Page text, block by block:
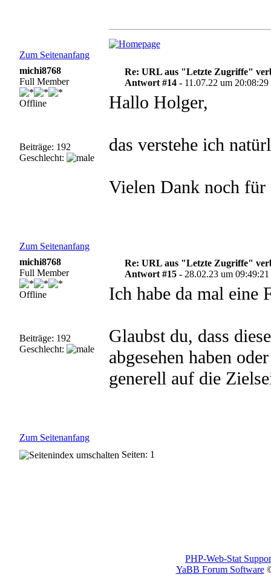
Zum Seitenanfang
michi8768
Full Member
Offline
Beiträge: 192
Geschlecht:
Re: URL aus "Letzte Zugriffe"
Antwort #14 - 11.07.22 um 20:08:29
Hallo Holger,
das verstehe ich
Vielen Dank noch
Zum Seitenanfang
michi8768
Full Member
Offline
Beiträge: 192
Geschlecht:
Re: URL aus "Letzte Zugriffe"
Antwort #15 - 28.02.23 um 09:49:21
Ich habe da mal eine
Glaubst du, dass
abgesehen haben
generell auf die
Zum Seitenanfang
Seiten: 1
PHP-Web-Stat
YaBB Forum Software©